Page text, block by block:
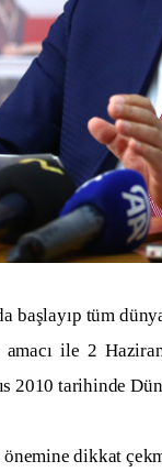
tüm
ile 2
2010 tarihinde
dikkat